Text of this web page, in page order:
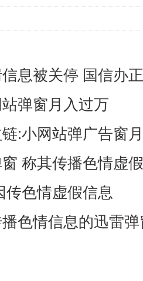
息被关停 国信办
弹窗月入过万
:小网站弹广告窗
称其传播色情虚
传色情虚假信息
色情信息的迅雷